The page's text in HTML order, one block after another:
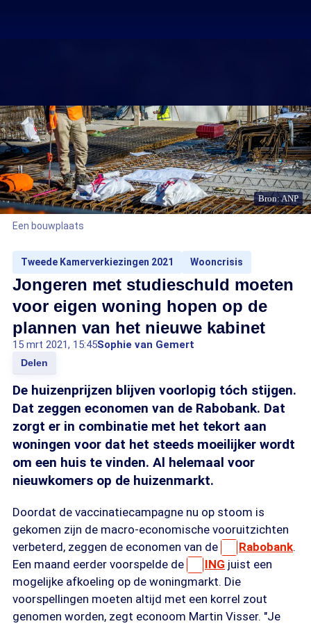
Bron: ANP
Een bouwplaats
Tweede Kamerverkiezingen 2021 Wooncrisis
Jongeren met studieschuld moeten
voor eigen woning hopen op de
plannen van het nieuwe kabinet
15 mrt 2021, 15:45Sophie van Gemert
Delen
De huizenprijzen blijven voorlopig tóch stijgen.
Dat zeggen economen van de Rabobank. Dat
zorgt er in combinatie met het tekort aan
woningen voor dat het steeds moeilijker wordt
om een huis te vinden. Al helemaal voor
nieuwkomers op de huizenmarkt.
Doordat de vaccinatiecampagne nu op stoom is
gekomen zijn de macro-economische vooruitzichten
verbeterd, zeggen de economen van de
Rabobank.
Een maand eerder voorspelde de
ING juist een
mogelijke afkoeling op de woningmarkt. Die
voorspellingen moeten altijd met een korrel zout
genomen worden, zegt econoom Martin Visser. "Je